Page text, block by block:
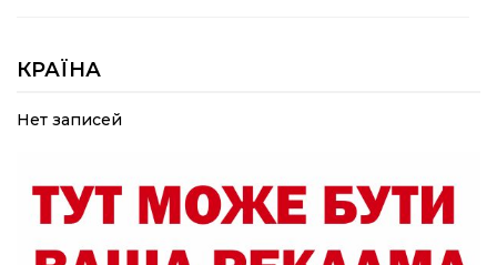
04 сер
прикордоння до втраченого дому
19:36
Пишіть листи самому собі, або як уникнути
19:29
30 лип
«Все закінчиться, приїду й одружуся…»: Пам’яті
26-річного Захисника Богдана Ємця (ВІДЕО)
КРАЇНА
Нет записей